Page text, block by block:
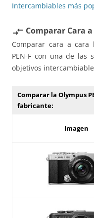
Intercambiables más
compare_arrows Comparar Cara a
Comparar cara a cara
PEN-F con una de las
objetivos
Comparar la Olympus
fabricante:
Imagen